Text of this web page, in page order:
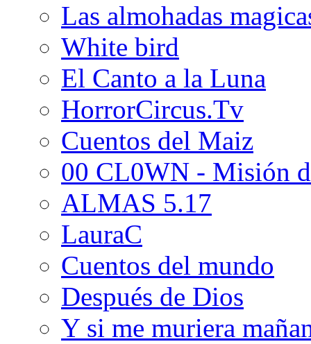
Las almohadas
White bird
El Canto a la Luna
HorrorCircus.Tv
Cuentos del Maiz
00 CL0WN - Misión
ALMAS 5.17
LauraC
Cuentos del mundo
Después de Dios
Y si me muriera